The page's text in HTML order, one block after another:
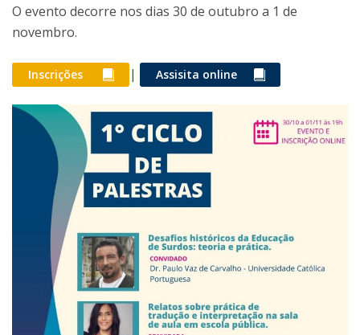
O evento decorre nos dias 30 de outubro a 1 de
novembro.
Inscrições | Assisita online